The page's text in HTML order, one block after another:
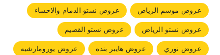
عروض موسم الرياض
عروض نستو الدمام والاحساء
عروض نستو الرياض
عروض نستو القصيم
عروض نوري
عروض هايبر بنده عروض يورومارشيه